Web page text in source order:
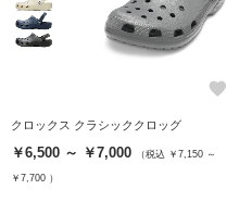
favorite
クロックス クラシッククロッグ
￥6,500 ～ ￥7,000 （税込 ￥7,150 ～
￥7,700 ）